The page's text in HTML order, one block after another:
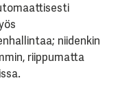
niidenkin
riippumatta